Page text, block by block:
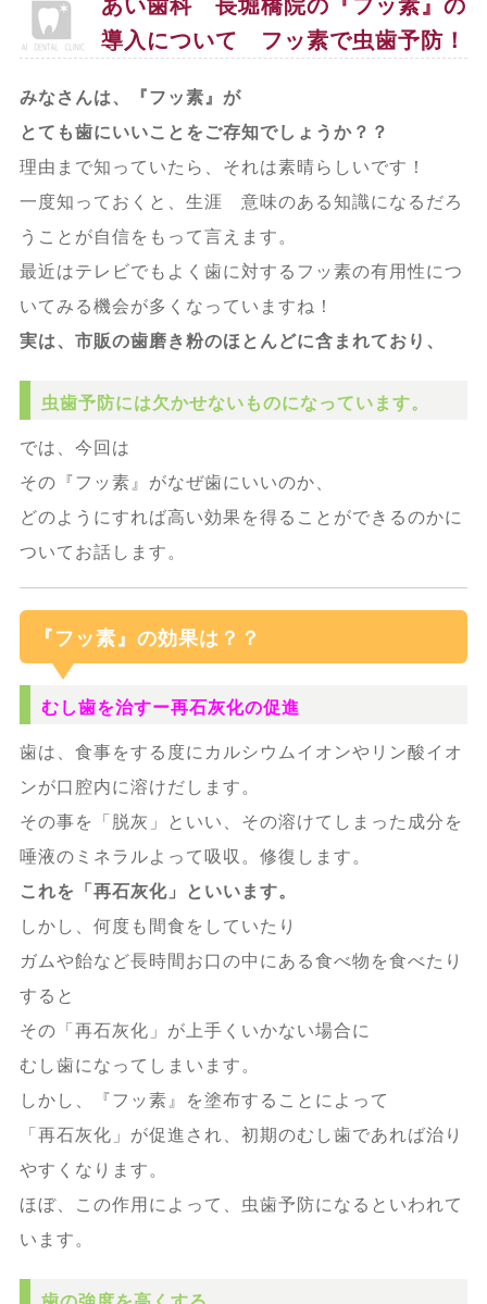
あい歯科 長堀橋院の『フッ素』の
導入について フッ素で虫歯予防！
みなさんは、『フッ素』が
とても歯にいいことをご存知でしょうか？？
理由まで知っていたら、それは素晴らしいです！
一度知っておくと、生涯 意味のある知識になるだろ
うことが自信をもって言えます。
最近はテレビでもよく歯に対するフッ素の有用性につ
いてみる機会が多くなっていますね！
実は、市販の歯磨き粉のほとんどに含まれており、
虫歯予防には欠かせないものになっています。
では、今回は
その『フッ素』がなぜ歯にいいのか、
どのようにすれば高い効果を得ることができるのかに
ついてお話します。
『フッ素』の効果は？？
むし歯を治すー再石灰化の促進
歯は、食事をする度にカルシウムイオンやリン酸イオ
ンが口腔内に溶けだします。
その事を「脱灰」といい、その溶けてしまった成分を
唾液のミネラルよって吸収。修復します。
これを「再石灰化」といいます。
しかし、何度も間食をしていたり
ガムや飴など長時間お口の中にある食べ物を食べたり
すると
その「再石灰化」が上手くいかない場合に
むし歯になってしまいます。
しかし、『フッ素』を塗布することによって
「再石灰化」が促進され、初期のむし歯であれば治り
やすくなります。
ほぼ、この作用によって、虫歯予防になるといわれて
います。